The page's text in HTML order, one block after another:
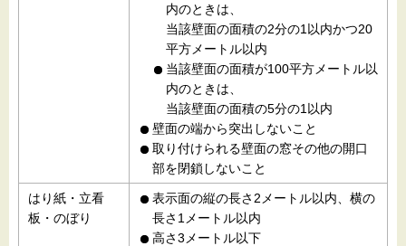
内のときは、
当該壁面の面積の2分の1以内かつ20
平方メートル以内
当該壁面の面積が100平方メートル以
内のときは、
当該壁面の面積の5分の1以内
壁面の端から突出しないこと
取り付けられる壁面の窓その他の開口
部を閉鎖しないこと
はり紙・立看
板・のぼり
表示面の縦の長さ2メートル以内、横の
長さ1メートル以内
高さ3メートル以下